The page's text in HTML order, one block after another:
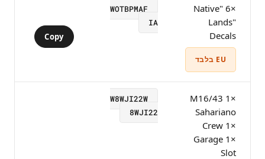
×6 "Native
Lands"
Decals
EU בלבד
WOTBPMAF
IA
Copy
×1 M16/43
Sahariano
×1 Crew
×1 Garage
Slot
W8WJI22W
8WJI22